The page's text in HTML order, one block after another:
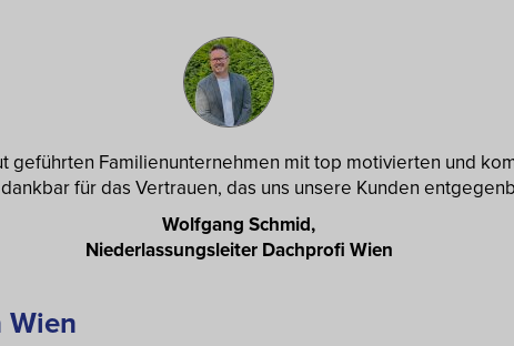
geführten Familienunternehmen mit top motivierten und
für das Vertrauen, das uns unsere Kunden
Wolfgang Schmid,
Niederlassungsleiter Dachprofi Wien
Wien